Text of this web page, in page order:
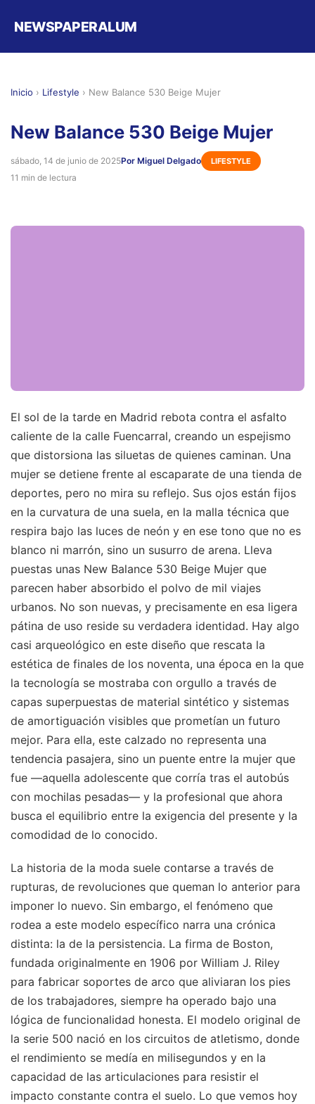
NEWSPAPERALUM
Inicio › Lifestyle › New Balance 530 Beige Mujer
New Balance 530 Beige Mujer
sábado, 14 de junio de 2025Por Miguel Delgado LIFESTYLE
11 min de lectura
El sol de la tarde en Madrid rebota contra el asfalto
caliente de la calle Fuencarral, creando un espejismo
que distorsiona las siluetas de quienes caminan. Una
mujer se detiene frente al escaparate de una tienda de
deportes, pero no mira su reflejo. Sus ojos están fijos
en la curvatura de una suela, en la malla técnica que
respira bajo las luces de neón y en ese tono que no es
blanco ni marrón, sino un susurro de arena. Lleva
puestas unas New Balance 530 Beige Mujer que
parecen haber absorbido el polvo de mil viajes
urbanos. No son nuevas, y precisamente en esa ligera
pátina de uso reside su verdadera identidad. Hay algo
casi arqueológico en este diseño que rescata la
estética de finales de los noventa, una época en la que
la tecnología se mostraba con orgullo a través de
capas superpuestas de material sintético y sistemas
de amortiguación visibles que prometían un futuro
mejor. Para ella, este calzado no representa una
tendencia pasajera, sino un puente entre la mujer que
fue —aquella adolescente que corría tras el autobús
con mochilas pesadas— y la profesional que ahora
busca el equilibrio entre la exigencia del presente y la
comodidad de lo conocido.
La historia de la moda suele contarse a través de
rupturas, de revoluciones que queman lo anterior para
imponer lo nuevo. Sin embargo, el fenómeno que
rodea a este modelo específico narra una crónica
distinta: la de la persistencia. La firma de Boston,
fundada originalmente en 1906 por William J. Riley
para fabricar soportes de arco que aliviaran los pies
de los trabajadores, siempre ha operado bajo una
lógica de funcionalidad honesta. El modelo original de
la serie 500 nació en los circuitos de atletismo, donde
el rendimiento se medía en milisegundos y en la
capacidad de las articulaciones para resistir el
impacto constante contra el suelo. Lo que vemos hoy